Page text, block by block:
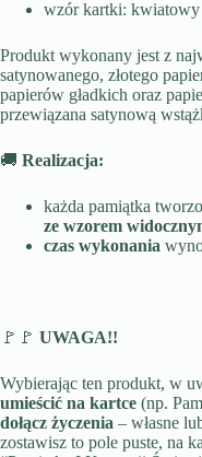
wzór kartki: kwiatowy
Produkt wykonany jest z
satynowanego, złotego
papierów gładkich oraz
przewiązana satynową
🚚 Realizacja:
każda pamiątka
ze wzorem
czas wykonania
🚩🚩 UWAGA!!
Wybierając ten produkt, w
umieścić na kartce (np.
dołącz życzenia – własne
zostawisz to pole puste, na